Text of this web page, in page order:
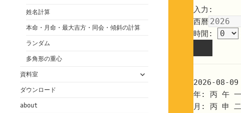
姓名計算
本命・月命・最大吉方・同会・傾斜の計算
ランダム
多角形の重心
資料室
サ
ダウンロード
about
入力:
西曆
時閒:
2026-08-
年: 丙 午 一
月: 丙 申 二